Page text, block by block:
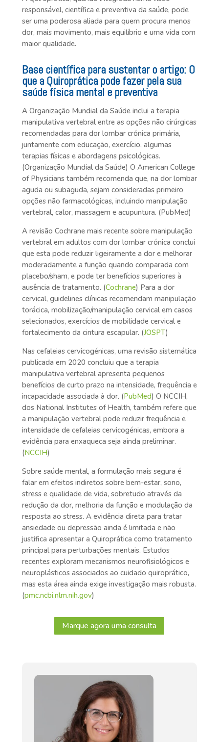
responsável, científica e preventiva da saúde, pode
ser uma poderosa aliada para quem procura menos
dor, mais movimento, mais equilíbrio e uma vida com
maior qualidade.
Base científica para sustentar o artigo: O
que a Quiroprática pode fazer pela sua
saúde física mental e preventiva
A Organização Mundial da Saúde inclui a terapia
manipulativa vertebral entre as opções não cirúrgicas
recomendadas para dor lombar crónica primária,
juntamente com educação, exercício, algumas
terapias físicas e abordagens psicológicas.
(Organização Mundial da Saúde) O American College
of Physicians também recomenda que, na dor lombar
aguda ou subaguda, sejam consideradas primeiro
opções não farmacológicas, incluindo manipulação
vertebral, calor, massagem e acupuntura. (PubMed)
A revisão Cochrane mais recente sobre manipulação
vertebral em adultos com dor lombar crónica conclui
que esta pode reduzir ligeiramente a dor e melhorar
moderadamente a função quando comparada com
placebo/sham, e pode ter benefícios superiores à
ausência de tratamento. (Cochrane) Para a dor
cervical, guidelines clínicas recomendam manipulação
torácica, mobilização/manipulação cervical em casos
selecionados, exercícios de mobilidade cervical e
fortalecimento da cintura escapular. (JOSPT)
Nas cefaleias cervicogénicas, uma revisão sistemática
publicada em 2020 concluiu que a terapia
manipulativa vertebral apresenta pequenos
benefícios de curto prazo na intensidade, frequência e
incapacidade associada à dor. (PubMed) O NCCIH,
dos National Institutes of Health, também refere que
a manipulação vertebral pode reduzir frequência e
intensidade de cefaleias cervicogénicas, embora a
evidência para enxaqueca seja ainda preliminar.
(NCCIH)
Sobre saúde mental, a formulação mais segura é
falar em efeitos indiretos sobre bem-estar, sono,
stress e qualidade de vida, sobretudo através da
redução da dor, melhoria da função e modulação da
resposta ao stress. A evidência direta para tratar
ansiedade ou depressão ainda é limitada e não
justifica apresentar a Quiroprática como tratamento
principal para perturbações mentais. Estudos
recentes exploram mecanismos neurofisiológicos e
neuroplásticos associados ao cuidado quiroprático,
mas esta área ainda exige investigação mais robusta.
(pmc.ncbi.nlm.nih.gov)
Marque agora uma consulta